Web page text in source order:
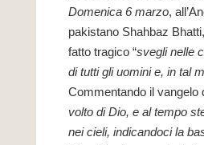
Domenica 6 marzo,
pakistano Shahbaz
fatto tragico “svegli nelle
di tutti gli uomini e, in tal
Commentando il vangelo
volto di Dio, e al tempo
nei cieli, indicandoci la